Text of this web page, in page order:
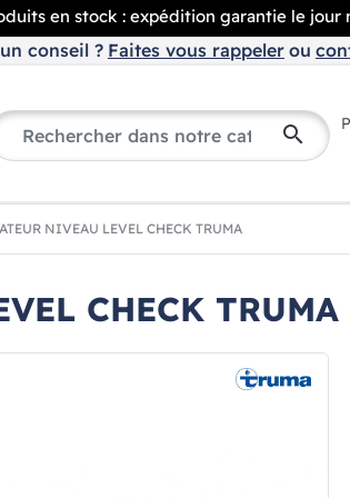
en stock : expédition garantie le jour
conseil ? Faites vous rappeler ou
search
NIVEAU LEVEL CHECK TRUMA
CHECK TRUMA